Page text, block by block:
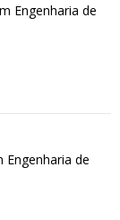
Engenharia de
Engenharia de